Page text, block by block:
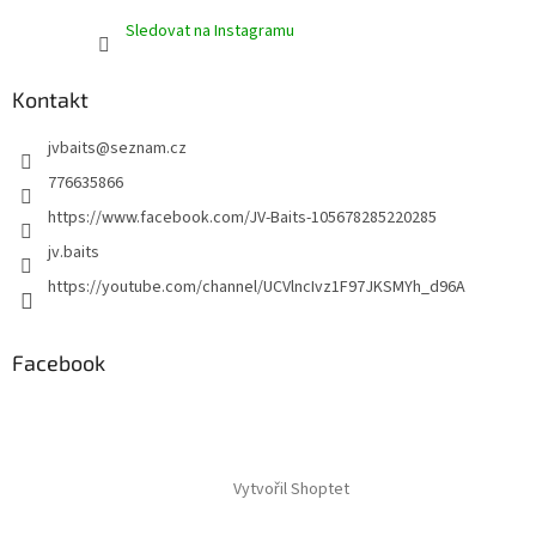
Sledovat na Instagramu
Kontakt
jvbaits@seznam.cz
776635866
https://www.facebook.com/JV-Baits-105678285220285
jv.baits
https://youtube.com/channel/UCVlncIvz1F97JKSMYh_d96A
Facebook
Vytvořil Shoptet